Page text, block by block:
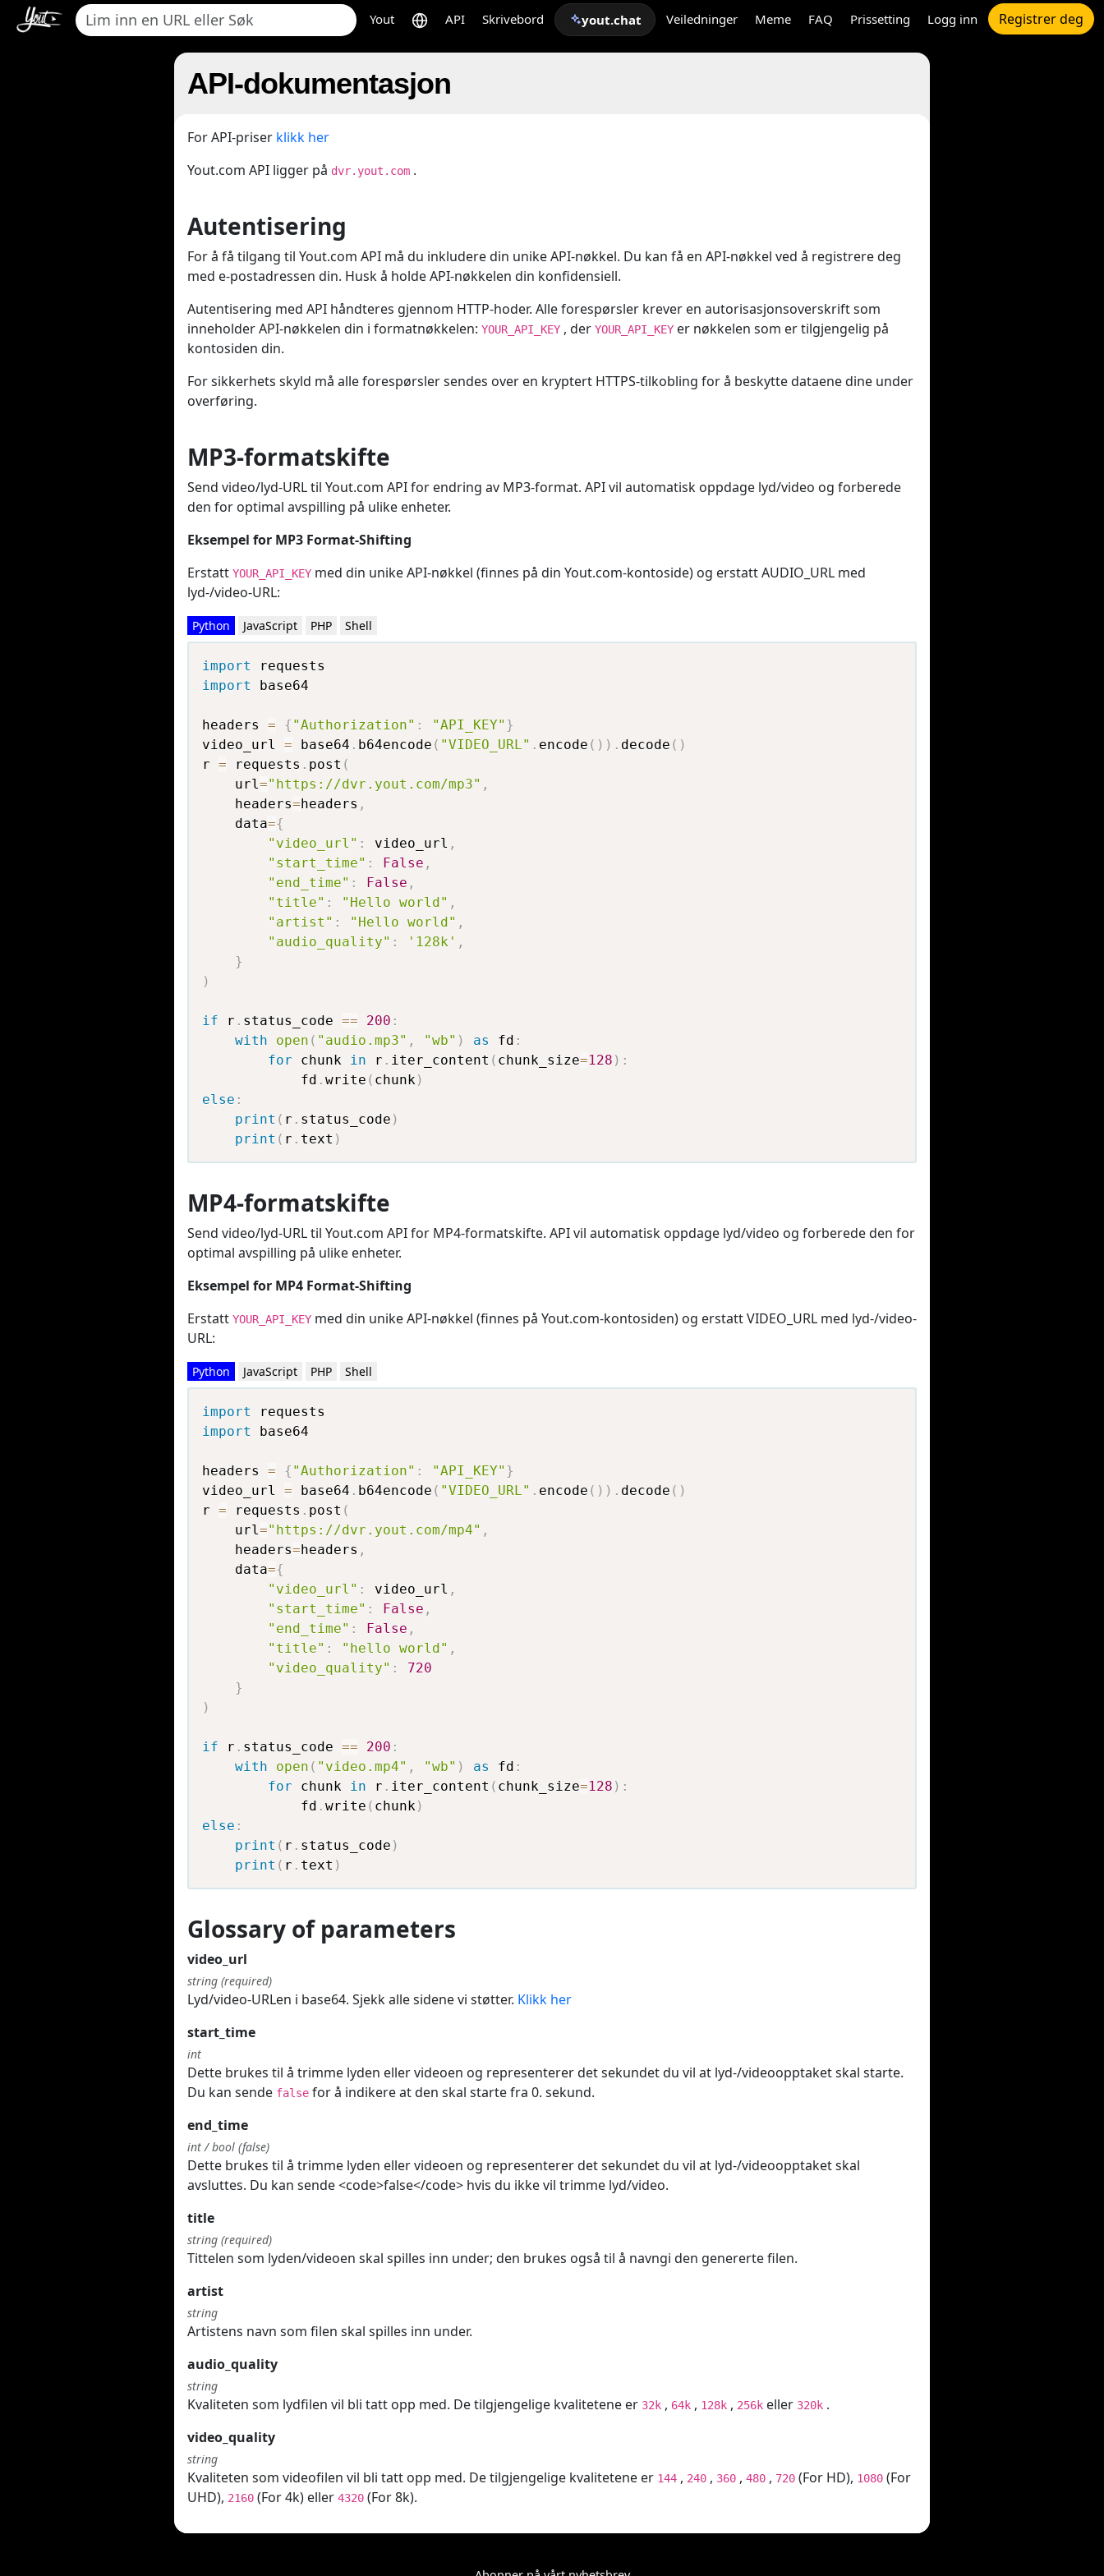
Yout API Skrivebord yout.chat Veiledninger Meme FAQ Prissetting Logg inn Registrer deg
API-dokumentasjon
For API-priser klikk her
Yout.com API ligger på dvr.yout.com .
Autentisering
For å få tilgang til Yout.com API må du inkludere din unike API-nøkkel. Du kan få en API-nøkkel ved å registrere deg
med e-postadressen din. Husk å holde API-nøkkelen din konfidensiell.
Autentisering med API håndteres gjennom HTTP-hoder. Alle forespørsler krever en autorisasjonsoverskrift som
inneholder API-nøkkelen din i formatnøkkelen: YOUR_API_KEY , der YOUR_API_KEY er nøkkelen som er tilgjengelig på
kontosiden din.
For sikkerhets skyld må alle forespørsler sendes over en kryptert HTTPS-tilkobling for å beskytte dataene dine under
overføring.
MP3-formatskifte
Send video/lyd-URL til Yout.com API for endring av MP3-format. API vil automatisk oppdage lyd/video og forberede
den for optimal avspilling på ulike enheter.
Eksempel for MP3 Format-Shifting
Erstatt YOUR_API_KEY med din unike API-nøkkel (finnes på din Yout.com-kontoside) og erstatt AUDIO_URL med
lyd-/video-URL:
Python JavaScript PHP Shell
import
import base64
headers = { "Authorization" : "API_KEY" }
video_url = base64 . b64encode ( "VIDEO_URL" . encode ( ) ) . decode ( )
r = requests . post (
    url
="https://dvr.yout.com/mp3" ,
    headers
=headers ,
    data
={
"video_url" : video_url ,
"start_time" : False ,
"end_time" : False ,
"title" : "Hello world" ,
"artist" : "Hello world" ,
"audio_quality" : '128k' ,
}
)
if r . status_code == 200 :
with
open ( "audio.mp3" , "wb" ) as fd :
for chunk in r . iter_content ( chunk_size=128 ) :
            fd
. write ( chunk )
else :
print ( r . status_code )
print ( r . text )
MP4-formatskifte
Send video/lyd-URL til Yout.com API for MP4-formatskifte. API vil automatisk oppdage lyd/video og forberede den for
optimal avspilling på ulike enheter.
Eksempel for MP4 Format-Shifting
Erstatt YOUR_API_KEY med din unike API-nøkkel (finnes på Yout.com-kontosiden) og erstatt VIDEO_URL med lyd-/video-
URL:
Python JavaScript PHP Shell
import
import base64
headers = { "Authorization" : "API_KEY" }
video_url = base64 . b64encode ( "VIDEO_URL" . encode ( ) ) . decode ( )
r = requests . post (
    url
="https://dvr.yout.com/mp4" ,
    headers
=headers ,
    data
={
"video_url" : video_url ,
"start_time" : False ,
"end_time" : False ,
"title" : "hello world" ,
"video_quality" :
720
}
)
if r . status_code == 200 :
with
open ( "video.mp4" , "wb" ) as fd :
for chunk in r . iter_content ( chunk_size=128 ) :
            fd
. write ( chunk )
else :
print ( r . status_code )
print ( r . text )
Glossary of parameters
video_url
string (required)
Lyd/video-URLen i base64. Sjekk alle sidene vi støtter. Klikk her
start_time
int
Dette brukes til å trimme lyden eller videoen og representerer det sekundet du vil at lyd-/videoopptaket skal starte.
Du kan sende false for å indikere at den skal starte fra 0. sekund.
end_time
int / bool (false)
Dette brukes til å trimme lyden eller videoen og representerer det sekundet du vil at lyd-/videoopptaket skal
avsluttes. Du kan sende <code>false</code> hvis du ikke vil trimme lyd/video.
title
string (required)
Tittelen som lyden/videoen skal spilles inn under; den brukes også til å navngi den genererte filen.
artist
string
Artistens navn som filen skal spilles inn under.
audio_quality
string
Kvaliteten som lydfilen vil bli tatt opp med. De tilgjengelige kvalitetene er 32k , 64k , 128k , 256k eller 320k .
video_quality
string
Kvaliteten som videofilen vil bli tatt opp med. De tilgjengelige kvalitetene er 144 , 240 , 360 , 480 , 720 (For HD), 1080 (For
UHD), 2160 (For 4k) eller 4320 (For 8k).